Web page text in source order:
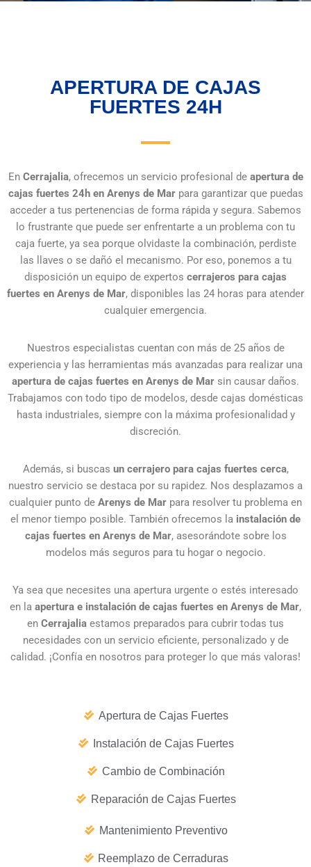
APERTURA DE CAJAS
FUERTES 24H
En Cerrajalia, ofrecemos un servicio profesional de apertura de
cajas fuertes 24h en Arenys de Marpara garantizar que puedas
acceder a tus pertenencias de forma rápida y segura. Sabemos
lo frustrante que puede ser enfrentarte a un problema con tu
caja fuerte, ya sea porque olvidaste la combinación, perdiste
las llaves o se dañó el mecanismo. Por eso, ponemos a tu
disposición un equipo de expertos cerrajeros para cajas
fuertes en Arenys de Mar, disponibles las 24 horas para atender
cualquier emergencia.
Nuestros especialistas cuentan con más de 25 años de
experiencia y las herramientas más avanzadas para realizar una
apertura de cajas fuertes en Arenys de Mar sin causar daños.
Trabajamos con todo tipo de modelos, desde cajas domésticas
hasta industriales, siempre con la máxima profesionalidad y
discreción.
Además, si buscas un cerrajero para cajas fuertes cerca,
nuestro servicio se destaca por su rapidez. Nos desplazamos a
cualquier punto de Arenys de Mar para resolver tu problema en
el menor tiempo posible. También ofrecemos la instalación de
cajas fuertes en Arenys de Mar, asesorándote sobre los
modelos más seguros para tu hogar o negocio.
Ya sea que necesites una apertura urgente o estés interesado
en la apertura e instalación de cajas fuertes en Arenys de Mar,
en Cerrajalia estamos preparados para cubrir todas tus
necesidades con un servicio eficiente, personalizado y de
calidad. ¡Confía en nosotros para proteger lo que más valoras!
Apertura de Cajas Fuertes
Instalación de Cajas Fuertes
Cambio de Combinación
Reparación de Cajas Fuertes
Mantenimiento Preventivo
Reemplazo de Cerraduras